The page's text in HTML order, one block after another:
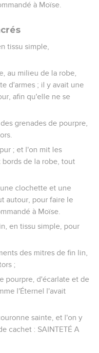
à Moïse.
tissu simple,
au milieu de la robe,
d'armes ; il y avait une
afin qu'elle ne se
grenades de pourpre,
; et l'on mit les
de la robe, tout
clochette et une
autour, pour faire le
à Moïse.
en tissu simple, pour
des mitres de fin lin,
;
pourpre, d'écarlate et de
l'Éternel l'avait
sainte, et l'on y
cachet : SAINTETÉ A